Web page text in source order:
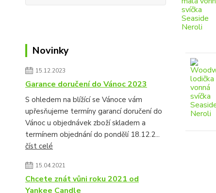
Novinky
15.12.2023
Garance doručení do Vánoc 2023
S ohledem na blížící se Vánoce vám
upřesňujeme termíny garancí doručení do
Vánoc u objednávek zboží skladem a
termínem objednání do pondělí 18.12.2...
číst celé
15.04.2021
Chcete znát vůni roku 2021 od
Yankee Candle